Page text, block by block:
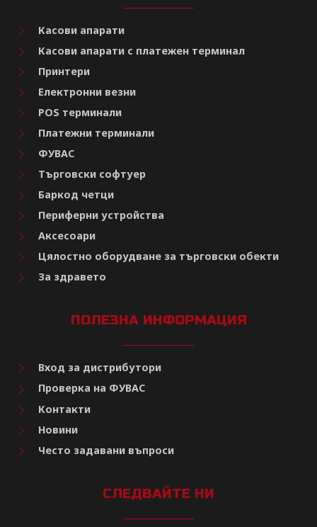
Касови апарати
Касови апарати с платежен терминал
Принтери
Електронни везни
POS терминали
Платежни терминали
ФУВАС
Търговски софтуер
Баркод четци
Периферни устройства
Аксесоари
Цялостно оборудване за търговски обекти
За здравето
ПОЛЕЗНА ИНФОРМАЦИЯ
Вход за дистрибутори
Проверка на ФУВАС
Контакти
Новини
Често задавани въпроси
СЛЕДВАЙТЕ НИ